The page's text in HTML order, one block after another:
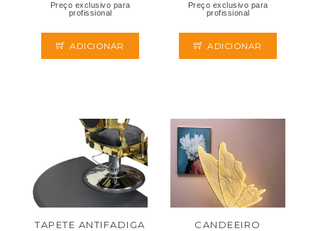
Preço exclusivo para
profissional
ADICIONAR
Preço exclusivo para
profissional
ADICIONAR
TAPETE ANTIFADIGA
CANDEEIRO